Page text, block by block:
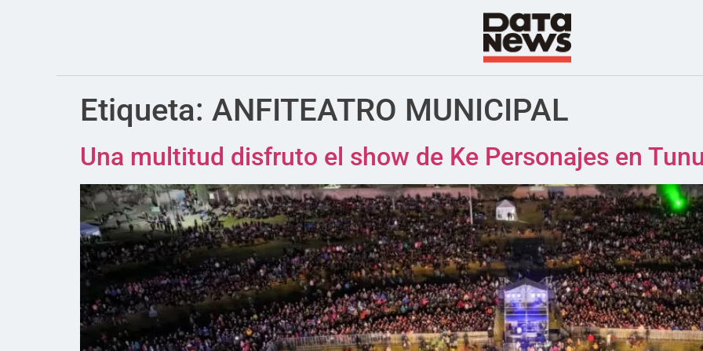
Etiqueta: ANFITEATRO MUNICIPAL
Una multitud disfruto el show de Ke Personajes en